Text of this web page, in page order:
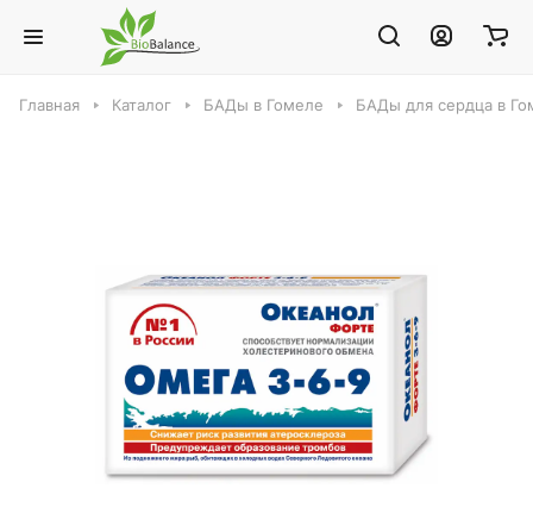
Главная Каталог БАДы в Гомеле БАДы для сердца в